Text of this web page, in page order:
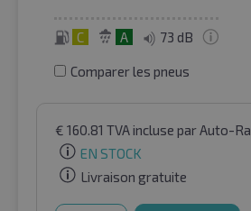
C A 73 dB
Comparer les pneus
€ 160.81 TVA incluse par Auto-
EN STOCK
Livraison gratuite